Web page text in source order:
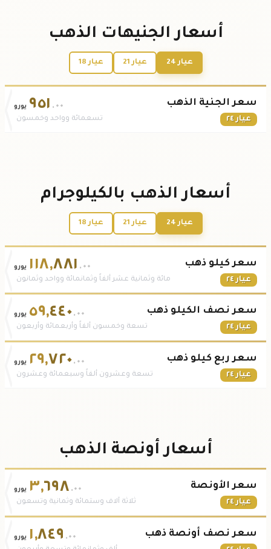
أسعار الجنيهات الذهب
عيار 24 عيار 21 عيار 18
سعر الجنية الذهب
عيار ٢٤
٩٥١ .٠٠ يورو
تسعمائة وواحد وخمسون
أسعار الذهب بالكيلوجرام
عيار 24 عيار 21 عيار 18
سعر كيلو ذهب
عيار ٢٤
١١٨,٨٨١ .٠٠ يورو
مائة وثمانية عشر ألفاً وثمانمائة وواحد وثمانون
سعر نصف الكيلو ذهب
عيار ٢٤
٥٩,٤٤٠.٠٠ يورو
تسعة وخمسون ألفاً وأربعمائة وأربعون
سعر ربع كيلو ذهب
عيار ٢٤
٢٩,٧٢٠.٠٠ يورو
تسعة وعشرون ألفاً وسبعمائة وعشرون
أسعار أونصة الذهب
سعر الأونصة
عيار ٢٤
٣,٦٩٨ .٠٠ يورو
ثلاثة آلاف وستمائة وثمانية وتسعون
سعر نصف أونصة ذهب ١,٨٤٩ .٠٠ يورو